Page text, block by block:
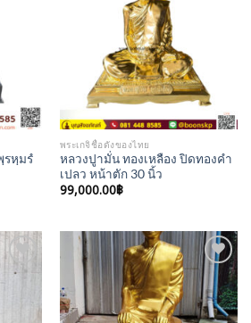
รหฺมรํ
พระเกจิชื่อดังของไทย
หลวงปูามั่น ทองเหลือง ปิดทองคำ
เปลว หน้าตัก 30 นิ้ว
99,000.00฿
Add to
Add to
Wishlist